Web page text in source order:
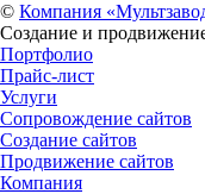
© Компания
Создание и
Портфолио
Прайс-лист
Услуги
Сопровождение сайтов
Создание сайтов
Продвижение сайтов
Компания